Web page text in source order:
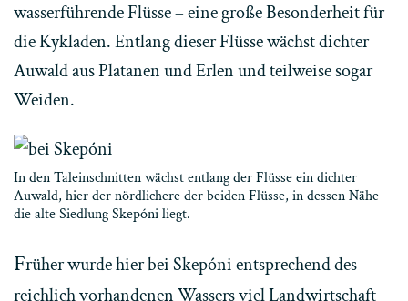
wasserführende Flüsse – eine große Besonderheit für
die Kykladen. Entlang dieser Flüsse wächst dichter
Auwald aus Platanen und Erlen und teilweise sogar
Weiden.
In den Taleinschnitten wächst entlang der Flüsse ein dichter
Auwald, hier der nördlichere der beiden Flüsse, in dessen Nähe
die alte Siedlung Skepóni liegt.
Früher wurde hier bei Skepóni entsprechend des
reichlich vorhandenen Wassers viel Landwirtschaft